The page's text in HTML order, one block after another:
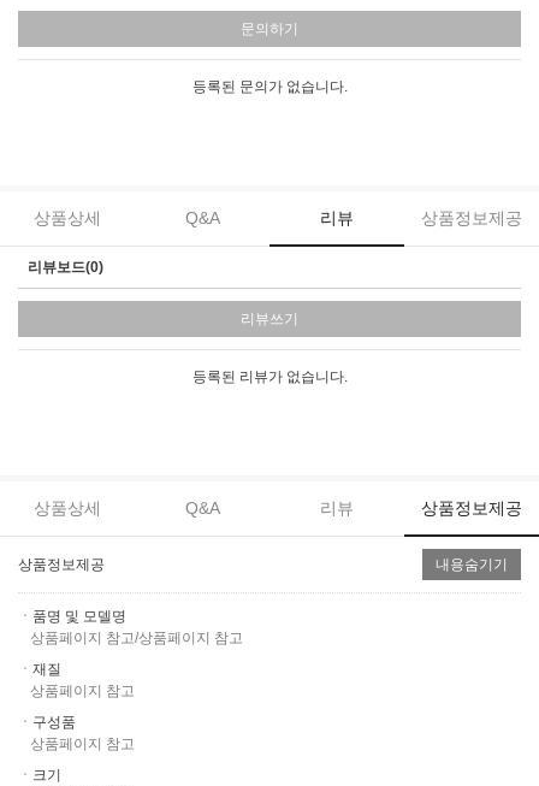
문의하기
등록된 문의가 없습니다.
상품상세 Q&A 리뷰 상품정보제공
리뷰보드(0)
리뷰쓰기
등록된 리뷰가 없습니다.
상품상세 Q&A 리뷰 상품정보제공
상품정보제공 내용숨기기
ㆍ품명 및 모델명
상품페이지 참고/상품페이지 참고
ㆍ재질
상품페이지 참고
ㆍ구성품
상품페이지 참고
ㆍ크기